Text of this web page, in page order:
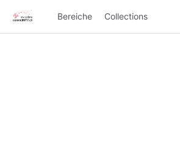
Bereiche Collections